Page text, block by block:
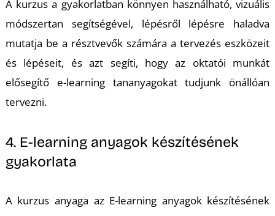
A kurzus a gyakorlatban könnyen használható, vizuális
módszertan segítségével, lépésről lépésre haladva
mutatja be a résztvevők számára a tervezés eszközeit
és lépéseit, és azt segíti, hogy az oktatói munkát
elősegítő e-learning tananyagokat tudjunk önállóan
tervezni.
4. E-learning anyagok készítésének
gyakorlata
A kurzus anyaga az E-learning anyagok készítésének